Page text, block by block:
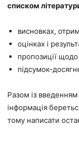
списком
висновках,
оцінках і
пропозиції
підсумок-
Разом із
інформація
тому написати